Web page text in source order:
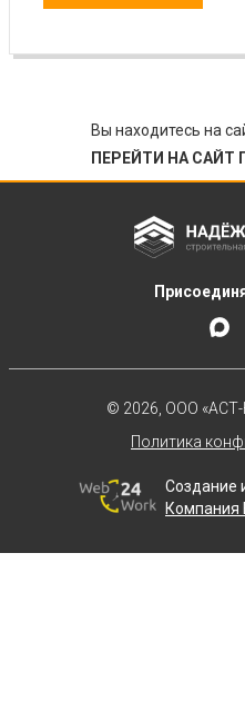
Вы находитесь на
ПЕРЕЙТИ НА САЙТ
© 2026, ООО
Политика
Создание
Компания